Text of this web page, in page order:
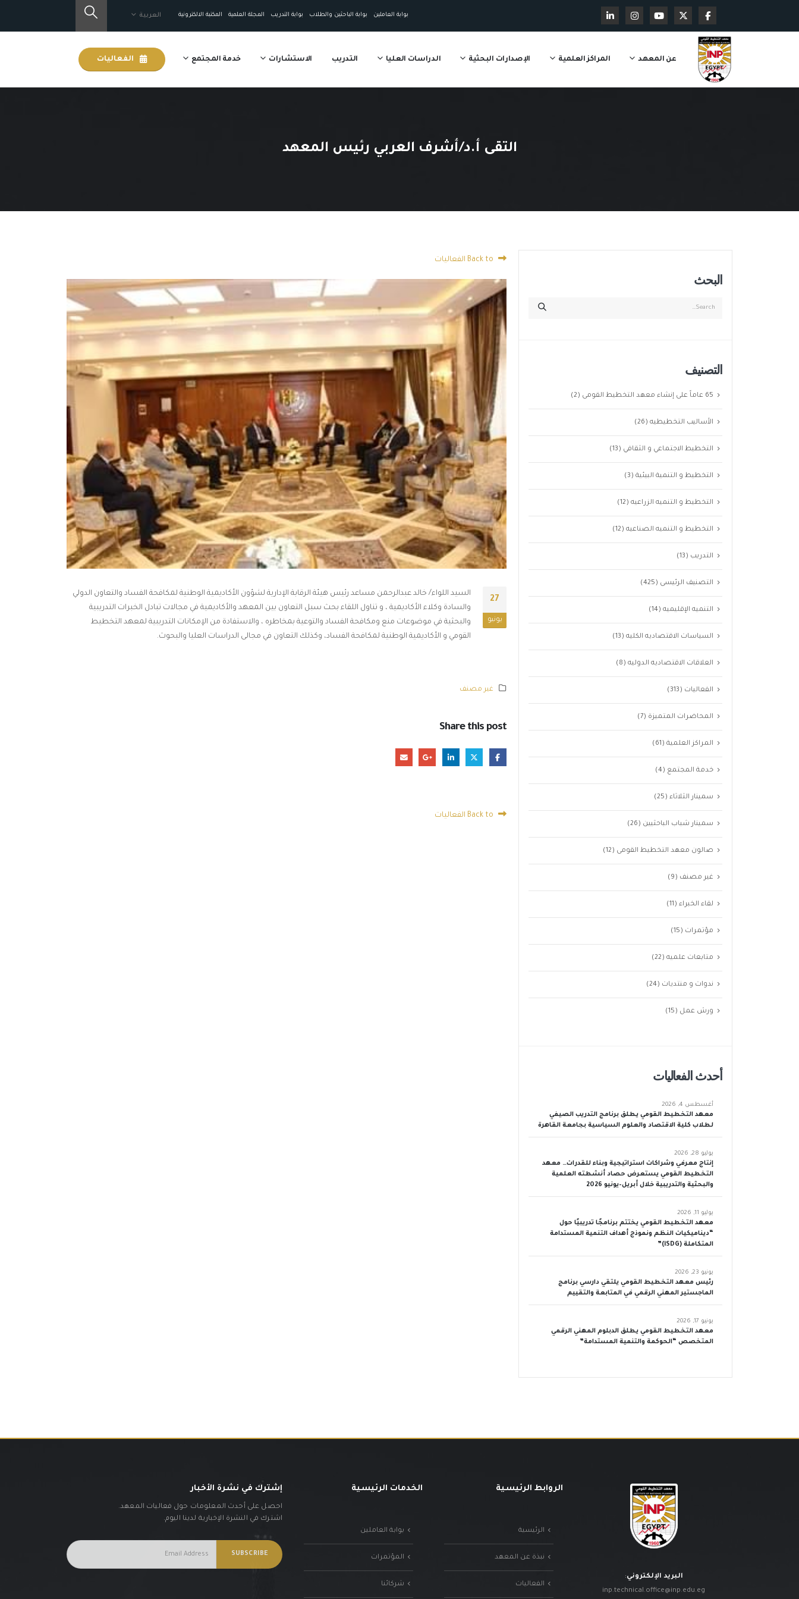
بوابة العاملين بوابة الباحثين والطلاب بوابة التدريب المجلة العلمية المكتبة الالكترونية العربية
عن المعهد المراكز العلمية الإصدارات البحثية الدراسات العليا التدريب الاستشارات خدمة المجتمع الفعاليات
التقى أ.د/أشرف العربي رئيس المعهد
27
يونيو
السيد اللواء/ خالد عبدالرحمن مساعد رئيس هيئة الرقابة الإدارية لشؤون الأكاديمية الوطنية لمكافحة الفساد والتعاون الدولي
والسادة وكلاء الأكاديمية ، و تناول اللقاء بحث سبل التعاون بين المعهد والأكاديمية في مجالات تبادل الخبرات التدريبية
والبحثية في موضوعات منع ومكافحة الفساد والتوعية بمخاطره ، والاستفادة من الإمكانات التدريبية لمعهد التخطيط
القومي و الأكاديمية الوطنية لمكافحة الفساد، وكذلك التعاون في مجالى الدراسات العليا والبحوث.
غير مصنف
Share this post
البحث
التصنيف
65 عاماً على إنشاء معهد التخطيط القومى (2)
الأساليب التخطيطيه (26)
التخطيط الاجتماعي و الثقافي (13)
التخطيط و التنمية البيئية (3)
التخطيط و التنميه الزراعيه (12)
التخطيط و التنميه الصناعيه (12)
التدريب (13)
التصنيف الرئيسى (425)
التنميه الإقليميه (14)
السياسات الاقتصاديه الكليه (13)
العلاقات الاقتصاديه الدوليه (8)
الفعاليات (313)
المحاضرات المتميزة (7)
المراكز العلمية (61)
خدمة المجتمع (4)
سمينار الثلاثاء (25)
سمينار شباب الباحثيين (26)
صالون معهد التخطيط القومى (12)
غير مصنف (9)
لقاء الخبراء (11)
مؤتمرات (15)
متابعات علميه (22)
ندوات و منتديات (24)
ورش عمل (15)
أحدث الفعاليات
معهد التخطيط القومي يطلق برنامج التدريب الصيفي
لطلاب كلية الاقتصاد والعلوم السياسية بجامعة القاهرة
أغسطس 4, 2026
إنتاج معرفي وشراكات استراتيجية وبناء للقدرات… معهد
التخطيط القومي يستعرض حصاد أنشطته العلمية
والبحثية والتدريبية خلال أبريل–يونيو 2026
يوليو 28, 2026
معهد التخطيط القومي يختتم برنامجًا تدريبيًا حول
“ديناميكيات النظم ونموذج أهداف التنمية المستدامة
المتكاملة (iSDG)”
يوليو 11, 2026
رئيس معهد التخطيط القومي يلتقي دارسي برنامج
الماجستير المهني الرقمي في المتابعة والتقييم
يونيو 23, 2026
معهد التخطيط القومي يطلق الدبلوم المهني الرقمي
المتخصص “الحوكمة والتنمية المستدامة”
يونيو 17, 2026
البريد الإلكتروني:
inp.technical.office@inp.edu.eg
الروابط الرئيسية
الرئيسية
نبذة عن المعهد
الفعاليات
الخدمات الرئيسية
بوابة العاملين
المؤتمرات
شركائنا
إشترك في نشرة الأخبار
احصل على أحدث المعلومات حول فعاليات المعهد.
اشترك في النشرة الإخبارية لدينا اليوم.